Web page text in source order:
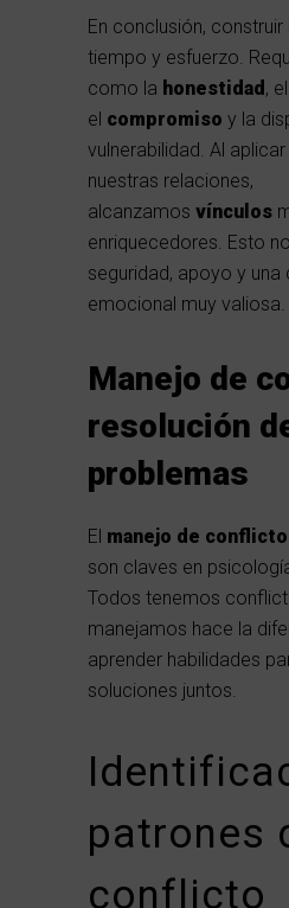
En conclusión,
tiempo y esfuerzo.
como la honestidad ,
el compromiso y la
vulnerabilidad. Al
nuestras relaciones,
alcanzamos vínculos
enriquecedores. Esto
seguridad, apoyo y una
emocional muy valiosa.
Manejo de
resolución
problemas
El manejo de
son claves en
Todos tenemos
manejamos hace la
aprender habilidades
soluciones juntos.
patrones
conflicto